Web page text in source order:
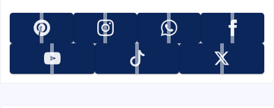
تابعنا على facebook تابعنا على whatsapp تابعنا على instagram تابعنا على pinterest
تابعنا على x تابعنا على tiktok تابعنا على youtube